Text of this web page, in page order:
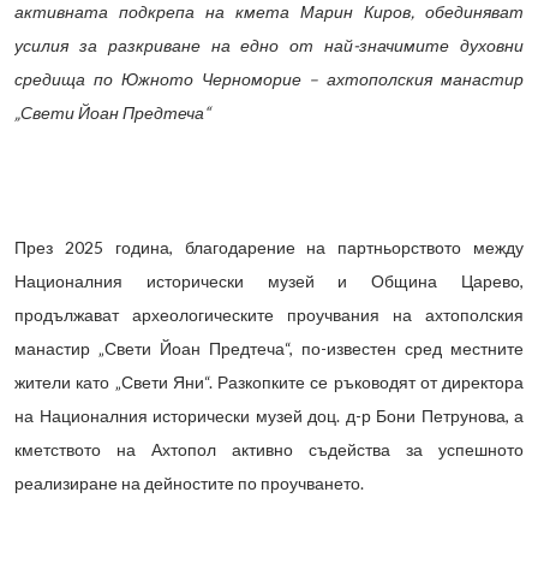
активната подкрепа на кмета Марин Киров, обединяват
усилия за разкриване на едно от най-значимите духовни
средища по Южното Черноморие – ахтополския манастир
„Свети Йоан Предтеча“
През 2025 година, благодарение на партньорството между
Националния исторически музей и Община Царево,
продължават археологическите проучвания на ахтополския
манастир „Свети Йоан Предтеча“, по-известен сред местните
жители като „Свети Яни“. Разкопките се ръководят от директора
на Националния исторически музей доц. д-р Бони Петрунова, а
кметството на Ахтопол активно съдейства за успешното
реализиране на дейностите по проучването.